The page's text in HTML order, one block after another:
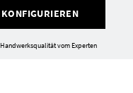
KONFIGURIEREN
Handwerksqualität vom Experten